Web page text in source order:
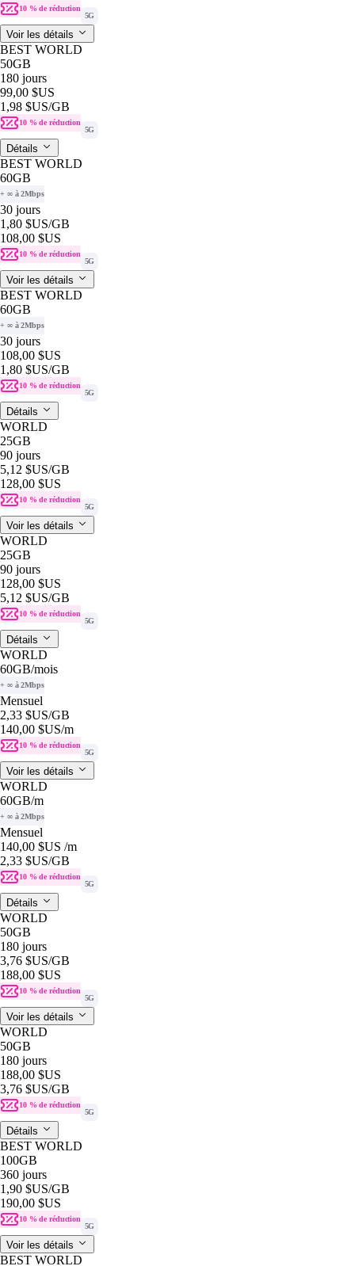
10 % de réduction
5G
Voir les détails
BEST WORLD
50GB
180 jours
99,00 $US
1,98 $US/GB
10 % de réduction
5G
Détails
BEST WORLD
60GB
+ ∞ à 2Mbps
30 jours
1,80 $US/GB
108,00 $US
10 % de réduction
5G
Voir les détails
BEST WORLD
60GB
+ ∞ à 2Mbps
30 jours
108,00 $US
1,80 $US/GB
10 % de réduction
5G
Détails
WORLD
25GB
90 jours
5,12 $US/GB
128,00 $US
10 % de réduction
5G
Voir les détails
WORLD
25GB
90 jours
128,00 $US
5,12 $US/GB
10 % de réduction
5G
Détails
WORLD
60GB/mois
+ ∞ à 2Mbps
Mensuel
2,33 $US/GB
140,00 $US/m
10 % de réduction
5G
Voir les détails
WORLD
60GB/m
+ ∞ à 2Mbps
Mensuel
140,00 $US /m
2,33 $US/GB
10 % de réduction
5G
Détails
WORLD
50GB
180 jours
3,76 $US/GB
188,00 $US
10 % de réduction
5G
Voir les détails
WORLD
50GB
180 jours
188,00 $US
3,76 $US/GB
10 % de réduction
5G
Détails
BEST WORLD
100GB
360 jours
1,90 $US/GB
190,00 $US
10 % de réduction
5G
Voir les détails
BEST WORLD